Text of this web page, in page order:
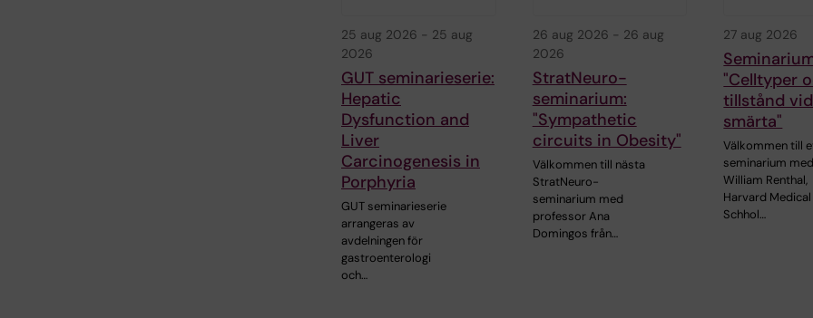
25 aug 2026 - 25 aug
2026
GUT seminarieserie:
Hepatic
Dysfunction and
Liver
Carcinogenesis in
Porphyria
GUT seminarieserie
arrangeras av
avdelningen för
gastroenterologi
och…
26 aug 2026 - 26 aug
2026
StratNeuro-
seminarium:
"Sympathetic
circuits in Obesity"
Välkommen till nästa
StratNeuro-
seminarium med
professor Ana
Domingos från…
27 aug 2026
"Celltyper
tillstånd
smärta"
Välkommen till
seminarium
William Renthal,
Harvard Medical
Schhol…